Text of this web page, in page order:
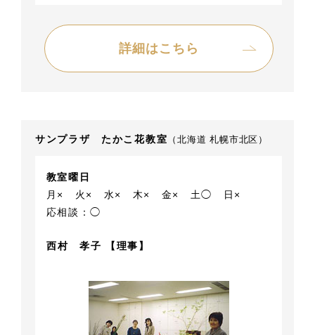
詳細はこちら
サンプラザ たかこ花教室 （北海道 札幌市北区）
教室曜日
月×
火× 水× 木× 金× 土◯
日×
応相談：◯
西村 孝子 【理事】